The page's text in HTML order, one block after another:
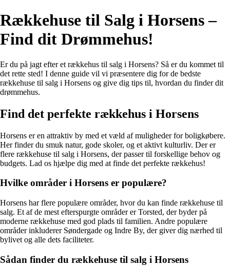
Rækkehuse til Salg i Horsens –
Find dit Drømmehus!
Er du på jagt efter et rækkehus til salg i Horsens? Så er du kommet til
det rette sted! I denne guide vil vi præsentere dig for de bedste
rækkehuse til salg i Horsens og give dig tips til, hvordan du finder dit
drømmehus.
Find det perfekte rækkehus i Horsens
Horsens er en attraktiv by med et væld af muligheder for boligkøbere.
Her finder du smuk natur, gode skoler, og et aktivt kulturliv. Der er
flere rækkehuse til salg i Horsens, der passer til forskellige behov og
budgets. Lad os hjælpe dig med at finde det perfekte rækkehus!
Hvilke områder i Horsens er populære?
Horsens har flere populære områder, hvor du kan finde rækkehuse til
salg. Et af de mest efterspurgte områder er Torsted, der byder på
moderne rækkehuse med god plads til familien. Andre populære
områder inkluderer Søndergade og Indre By, der giver dig nærhed til
bylivet og alle dets faciliteter.
Sådan finder du rækkehuse til salg i Horsens